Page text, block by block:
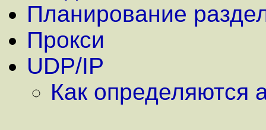
Планирование
Прокси
UDP/IP
Как определяются